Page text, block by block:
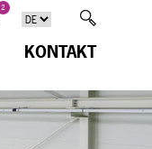
2
KONTAKT